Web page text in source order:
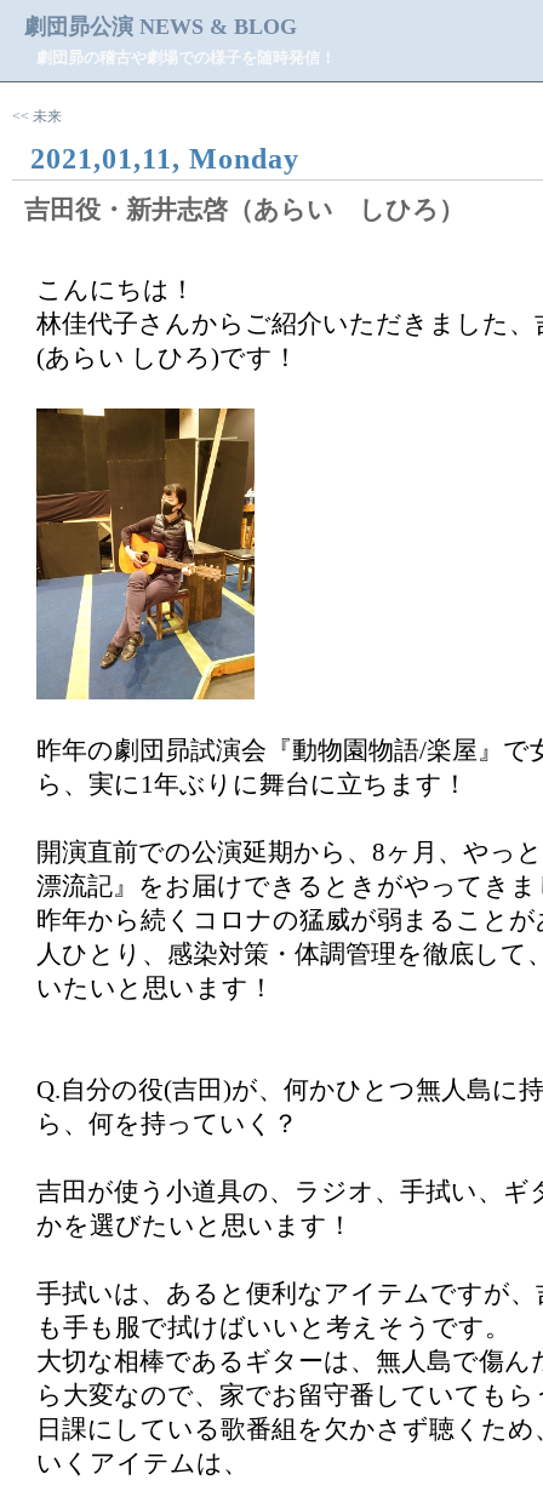
劇団昴公演 NEWS & BLOG
劇団昴の稽古や劇場での様子を随時発信！
<< 未来
2021,01,11, Monday
吉田役・新井志啓（あらい しひろ）
こんにちは！
林佳代子さんからご紹介いただきました、
(あらい しひろ)です！
昨年の劇団昴試演会『動物園物語/楽屋』で
ら、実に1年ぶりに舞台に立ちます！
開演直前での公演延期から、8ヶ月、やっ
漂流記』をお届けできるときがやってきま
昨年から続くコロナの猛威が弱まること
人ひとり、感染対策・体調管理を徹底して
いたいと思います！
Q.自分の役(吉田)が、何かひとつ無人島に
ら、何を持っていく？
吉田が使う小道具の、ラジオ、手拭い、ギ
かを選びたいと思います！
手拭いは、あると便利なアイテムですが
も手も服で拭けばいいと考えそうです。
大切な相棒であるギターは、無人島で傷
ら大変なので、家でお留守番していても
日課にしている歌番組を欠かさず聴くた
いくアイテムは、